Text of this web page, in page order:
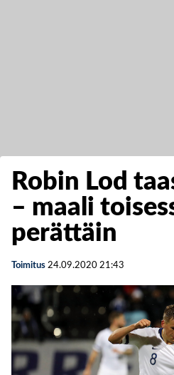
Robin Lod
– maali
perättäin
Toimitus 24.09.2020 21:43